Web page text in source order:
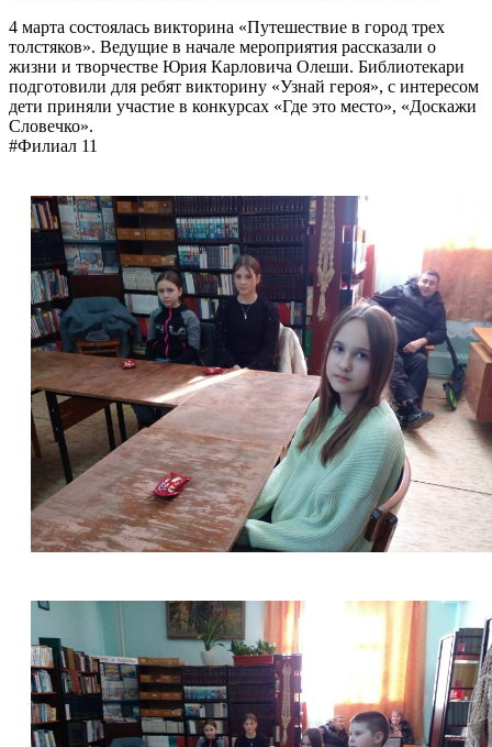
4 марта состоялась викторина «Путешествие в город трех
толстяков». Ведущие в начале мероприятия рассказали о
жизни и творчестве Юрия Карловича Олеши. Библиотекари
подготовили для ребят викторину «Узнай героя», с интересом
дети приняли участие в конкурсах «Где это место», «Доскажи
Словечко».
#Филиал 11